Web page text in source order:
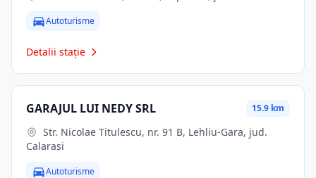
Autoturisme
Detalii stație
GARAJUL LUI NEDY SRL 15.9 km
Calarasi
Autoturisme